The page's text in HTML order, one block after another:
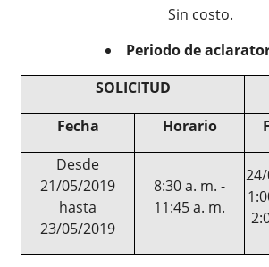
Sin costo.
Periodo de
SOLICITUD
Fecha
Horario
Desde
21/05/2019
hasta
23/05/2019
8:30 a. m. -
11:45 a. m.